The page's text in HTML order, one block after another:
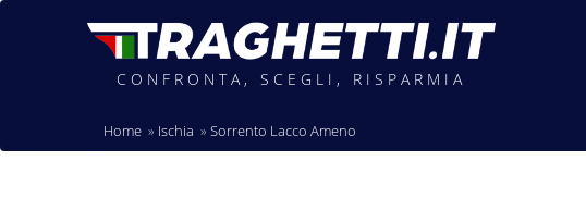
CONFRONTA, SCEGLI, RISPARMIA
Home Ischia Sorrento Lacco Ameno